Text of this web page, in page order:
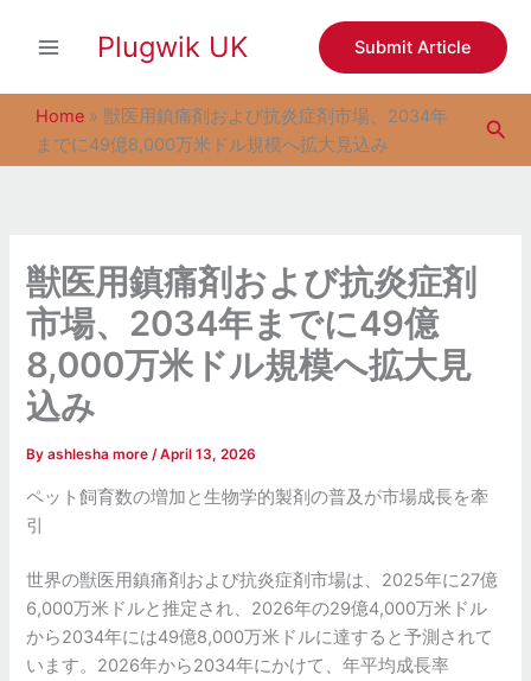
Plugwik UK Submit Article
Home » 獣医用鎮痛剤および抗炎症剤市場、2034年
までに49億8,000万米ドル規模へ拡大見込み
獣医用鎮痛剤および抗炎症剤
市場、2034年までに49億
8,000万米ドル規模へ拡大見
込み
Byashlesha more/April 13, 2026
ペット飼育数の増加と生物学的製剤の普及が市場成長を牽
引
世界の獣医用鎮痛剤および抗炎症剤市場は、2025年に27億
6,000万米ドルと推定され、2026年の29億4,000万米ドル
から2034年には49億8,000万米ドルに達すると予測されて
います。2026年から2034年にかけて、年平均成長率